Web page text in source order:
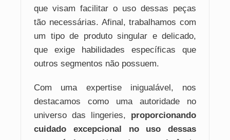
que visam facilitar o uso dessas peças
tão necessárias. Afinal, trabalhamos com
um tipo de produto singular e delicado,
que exige habilidades específicas que
outros segmentos não possuem.
Com uma expertise inigualável, nos
destacamos como uma autoridade no
universo das lingeries, proporcionando
cuidado excepcional no uso dessas